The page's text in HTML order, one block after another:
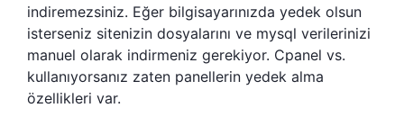
indiremezsiniz. Eğer bilgisayarınızda yedek olsun
isterseniz sitenizin dosyalarını ve mysql verilerinizi
manuel olarak indirmeniz gerekiyor. Cpanel vs.
kullanıyorsanız zaten panellerin yedek alma
özellikleri var.